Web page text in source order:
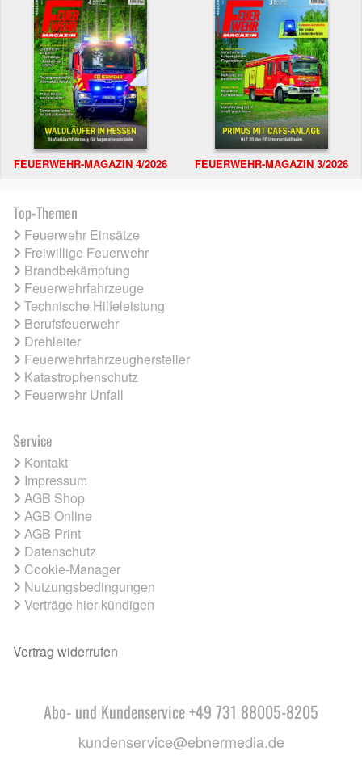
FEUERWEHR-MAGAZIN 4/2026 FEUERWEHR-MAGAZIN 3/2026
Top-Themen
Feuerwehr Einsätze
Freiwillige Feuerwehr
Brandbekämpfung
Feuerwehrfahrzeuge
Technische Hilfeleistung
Berufsfeuerwehr
Drehleiter
Feuerwehrfahrzeughersteller
Katastrophenschutz
Feuerwehr Unfall
Service
Kontakt
Impressum
AGB Shop
AGB Online
AGB Print
Datenschutz
Cookie-Manager
Nutzungsbedingungen
Verträge hier kündigen
Vertrag widerrufen
Abo- und Kundenservice +49 731 88005-8205
kundenservice@ebnermedia.de